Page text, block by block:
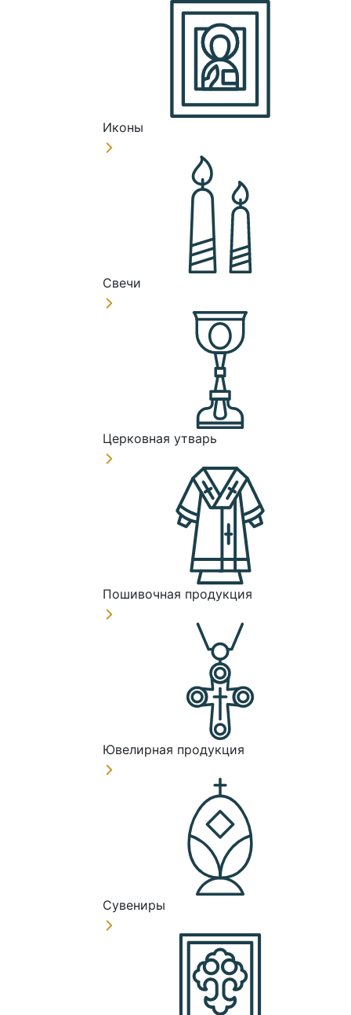
Иконы
Свечи
Церковная утварь
Пошивочная продукция
Ювелирная продукция
Сувениры